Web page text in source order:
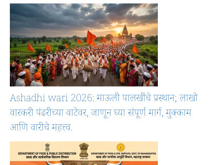
Ashadhi wari 2026: माऊली पालखींचे प्रस्थान; लाखो
वारकरी पंढरीच्या वाटेवर, जाणून घ्या संपूर्ण मार्ग, मुक्काम
आणि वारीचे महत्त्व.